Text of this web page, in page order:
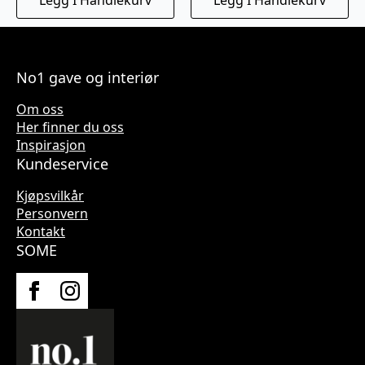
kr199.
kr139.
kr239.
kr149.
No1 gave og interiør
Om oss
Her finner du oss
Inspirasjon
Kundeservice
Kjøpsvilkår
Personvern
Kontakt
SOME